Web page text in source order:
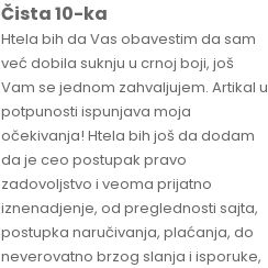
Čista 10-ka
Htela bih da Vas obavestim da sam
već dobila suknju u crnoj boji, još
Vam se jednom zahvaljujem. Artikal u
potpunosti ispunjava moja
očekivanja! Htela bih još da dodam
da je ceo postupak pravo
zadovoljstvo i veoma prijatno
iznenadjenje, od preglednosti sajta,
postupka naručivanja, plaćanja, do
neverovatno brzog slanja i isporuke,